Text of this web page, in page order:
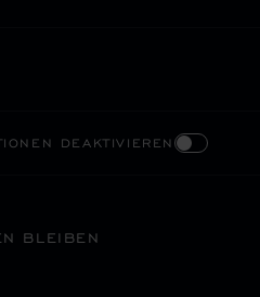
DEAKTIVIEREN
BLEIBEN